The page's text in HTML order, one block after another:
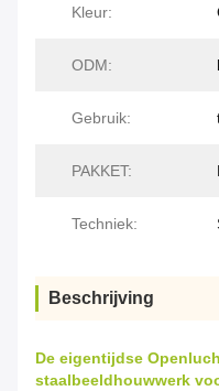
Kleur:
ODM:
Gebruik:
PAKKET:
Techniek:
Beschrijving
De eigentijdse
staalbeeldhouwwerk